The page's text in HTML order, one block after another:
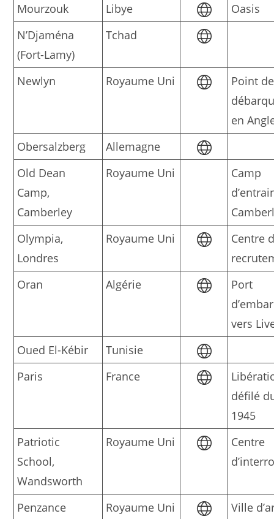
Mourzouk Libye
Oasis
N’Djaména
(Fort-Lamy)
Tchad
Newlyn Royaume Uni
Point de
en
Obersalzberg
Allemagne
Old Dean
Camp,
Camberley
Royaume Uni
Camp
Olympia,
Londres
Royaume Uni
Centre
Oran
Algérie
Port
vers
Oued El-Kébir
Tunisie
Paris
France
défilé
1945
Patriotic
School,
Wandsworth
Royaume Uni
Centre
Penzance Royaume Uni Ville